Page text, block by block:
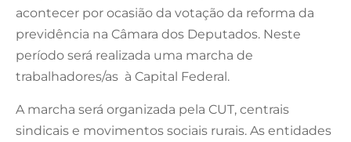
acontecer por ocasião da votação da reforma da
previdência na Câmara dos Deputados. Neste
período será realizada uma marcha de
trabalhadores/as à Capital Federal.
A marcha será organizada pela CUT, centrais
sindicais e movimentos sociais rurais. As entidades